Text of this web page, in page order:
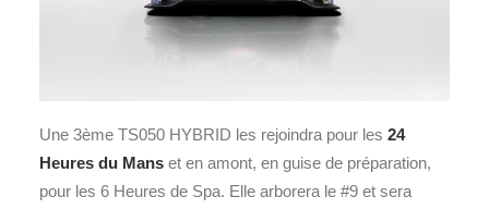
Une 3ème TS050 HYBRID les rejoindra pour les 24
Heures du Mans et en amont, en guise de préparation,
pour les 6 Heures de Spa. Elle arborera le #9 et sera